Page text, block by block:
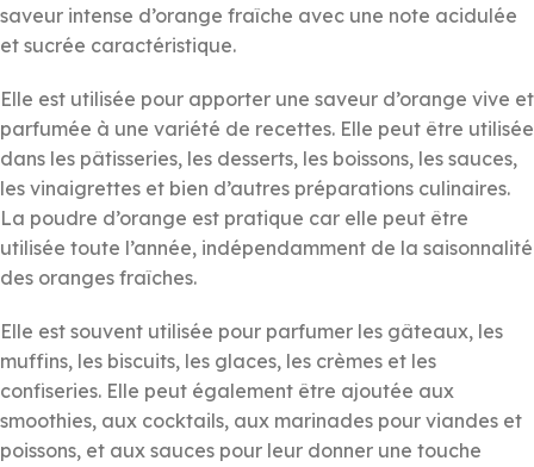
saveur intense d’orange fraîche avec une note acidulée
et sucrée caractéristique.
Elle est utilisée pour apporter une saveur d’orange vive et
parfumée à une variété de recettes. Elle peut être utilisée
dans les pâtisseries, les desserts, les boissons, les sauces,
les vinaigrettes et bien d’autres préparations culinaires.
La poudre d’orange est pratique car elle peut être
utilisée toute l’année, indépendamment de la saisonnalité
des oranges fraîches.
Elle est souvent utilisée pour parfumer les gâteaux, les
muffins, les biscuits, les glaces, les crèmes et les
confiseries. Elle peut également être ajoutée aux
smoothies, aux cocktails, aux marinades pour viandes et
poissons, et aux sauces pour leur donner une touche